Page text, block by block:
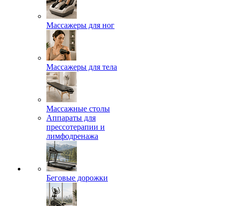
Массажеры для ног
Массажеры для тела
Массажные столы
Аппараты для
прессотерапии и
лимфодренажа
Беговые дорожки